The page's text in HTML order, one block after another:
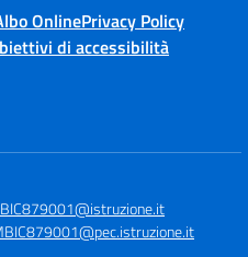
OnlinePrivacy Policy
di accessibilità